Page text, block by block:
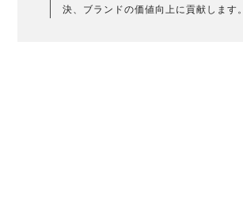
決、ブランドの価値向上に貢献します。